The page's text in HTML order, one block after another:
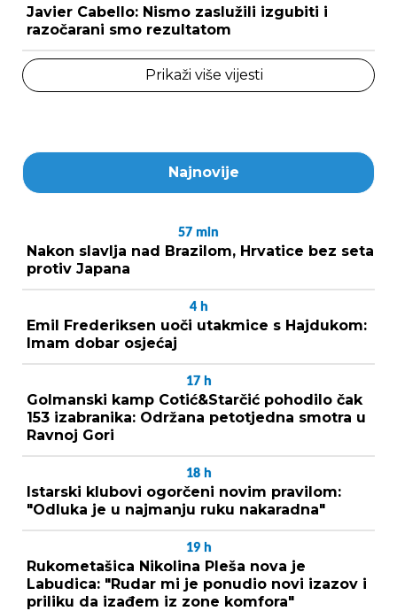
Javier Cabello: Nismo zaslužili izgubiti i
razočarani smo rezultatom
Prikaži više vijesti
Najnovije
57 min
Nakon slavlja nad Brazilom, Hrvatice bez seta
protiv Japana
4 h
Emil Frederiksen uoči utakmice s Hajdukom:
Imam dobar osjećaj
17 h
Golmanski kamp Cotić&Starčić pohodilo čak
153 izabranika: Održana petotjedna smotra u
Ravnoj Gori
18 h
Istarski klubovi ogorčeni novim pravilom:
"Odluka je u najmanju ruku nakaradna"
19 h
Rukometašica Nikolina Pleša nova je
Labudica: "Rudar mi je ponudio novi izazov i
priliku da izađem iz zone komfora"